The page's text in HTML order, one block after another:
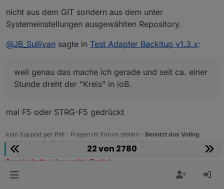
nicht aus dem GIT sondern aus dem unter
Systemeinstellungen ausgewählten Repository.
@JB_Sullivan sagte in Test Adapter Backitup v1.3.x:
weil genau das mache ich gerade und seit ca. einer
Stunde dreht der "Kreis" in ioB.
mal F5 oder STRG-F5 gedrückt
kein Support per PN! - Fragen im Forum stellen - Benutzt das Voting
rechts unten im Beitrag wenn er euch geholfen hat.
Das Forum freut sich über eine Spende. Benutzt dazu den
Spendenbutton oben rechts. Danke!
der Installationsfixer:
curl -fsL https://iobroker.net/fix.sh | bash -
22 von 2780